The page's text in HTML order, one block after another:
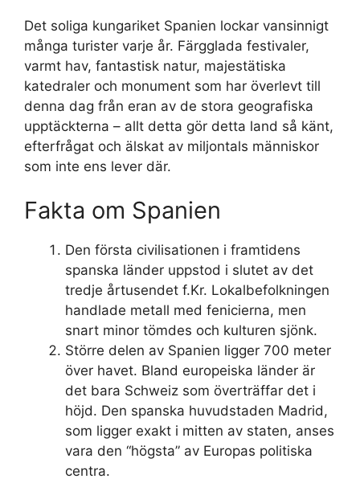
Det soliga kungariket Spanien lockar vansinnigt
många turister varje år. Färgglada festivaler,
varmt hav, fantastisk natur, majestätiska
katedraler och monument som har överlevt till
denna dag från eran av de stora geografiska
upptäckterna – allt detta gör detta land så känt,
efterfrågat och älskat av miljontals människor
som inte ens lever där.
Fakta om Spanien
Den första civilisationen i framtidens
spanska länder uppstod i slutet av det
tredje årtusendet f.Kr. Lokalbefolkningen
handlade metall med fenicierna, men
snart minor tömdes och kulturen sjönk.
Större delen av Spanien ligger 700 meter
över havet. Bland europeiska länder är
det bara Schweiz som överträffar det i
höjd. Den spanska huvudstaden Madrid,
som ligger exakt i mitten av staten, anses
vara den “högsta” av Europas politiska
centra.